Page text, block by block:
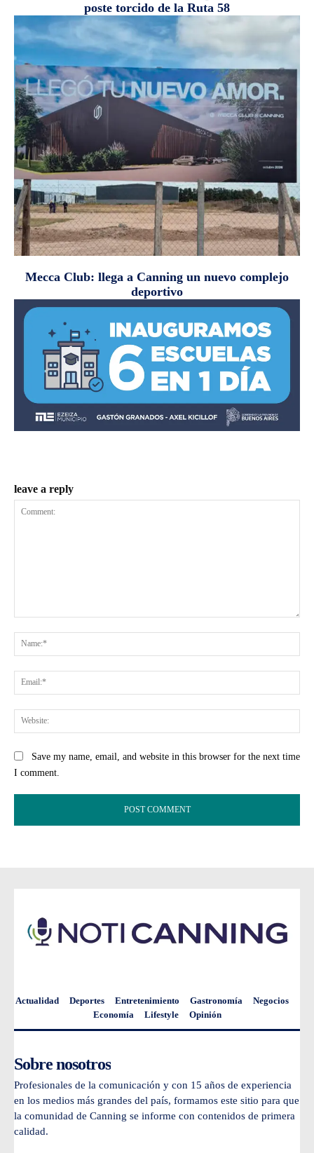
poste torcido de la Ruta 58
Mecca Club: llega a Canning un nuevo complejo
deportivo
leave a reply
Save my name, email, and website in this browser for the next time
I comment.
Actualidad Deportes Entretenimiento Gastronomía
Negocios
Economía
Lifestyle Opinión
Sobre nosotros
Profesionales de la comunicación y con 15 años de experiencia
en los medios más grandes del país, formamos este sitio para que
la comunidad de Canning se informe con contenidos de primera
calidad.